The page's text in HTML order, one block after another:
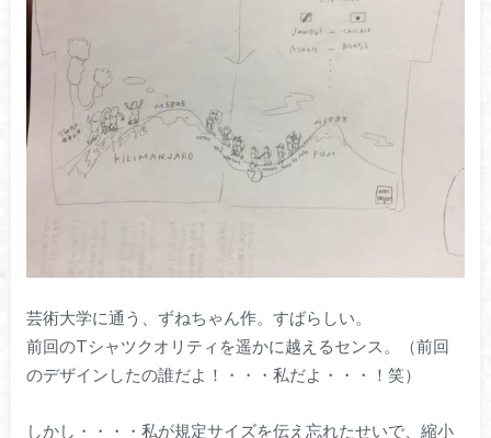
芸術大学に通う、ずねちゃん作。すばらしい。
前回のTシャツクオリティを遥かに越えるセンス。（前回
のデザインしたの誰だよ！・・・私だよ・・・！笑）
しかし・・・・私が規定サイズを伝え忘れたせいで、縮小